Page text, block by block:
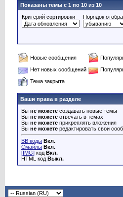
Показаны темы с 1 по 10 из 10
Критерий сортировки
Порядок
Новые сообщения
Нет новых сообщений
Тема закрыта
Ваши права в разделе
Вы не можете создавать новые темы
Вы не можете отвечать в темах
Вы не можете прикреплять вложения
Вы не можете редактировать свои
BB коды Вкл.
Смайлы Вкл.
[IMG] код Вкл.
HTML код Выкл.